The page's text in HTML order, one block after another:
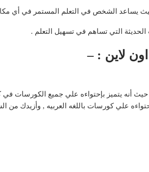
التي تساهم في تسهيل التعلم .
أنه يتميز بإحتواءه علي جميع الكورسات